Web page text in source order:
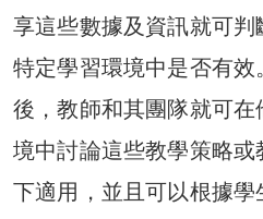
享這些數據及資訊就可
特定學習環境中是否有
後，教師和其團隊就可
境中討論這些教學策略
下適用，並且可以根據